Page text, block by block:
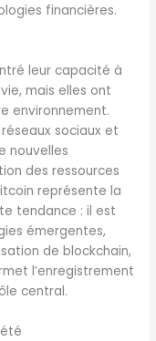
financières.
leur capacité à
mais elles ont
environnement.
sociaux et
nouvelles
des ressources
représente la
tendance : il est
émergentes,
de blockchain,
l’enregistrement
central.